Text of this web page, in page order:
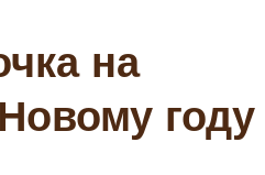
на
году